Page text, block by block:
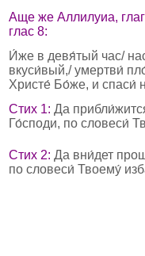
Аще же Аллилуиа,
глас 8:
И́же в девя́тый час/
вкуси́вый,/ умертви́
Христе́ Бо́же, и спаси́
Стих 1: Да
Го́споди, по словеси́
Стих 2: Да вни́дет
по словеси́ Твоему́